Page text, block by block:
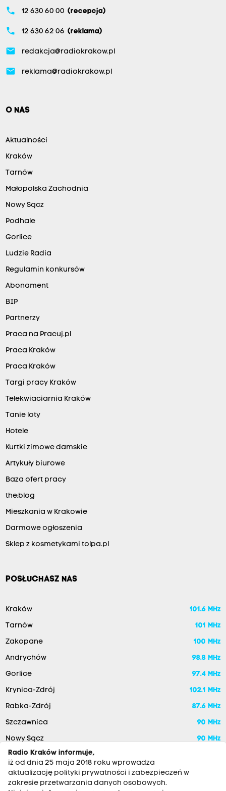
phone 12 630 60 00 (recepcja)
phone 12 630 62 06 (reklama)
email redakcja@radiokrakow.pl
email reklama@radiokrakow.pl
O NAS
Aktualności
Kraków
Tarnów
Małopolska Zachodnia
Nowy Sącz
Podhale
Gorlice
Ludzie Radia
Regulamin konkursów
Abonament
BIP
Partnerzy
Praca na Pracuj.pl
Praca Kraków
Praca Kraków
Targi pracy Kraków
Telekwiaciarnia Kraków
Tanie loty
Hotele
Kurtki zimowe damskie
Artykuły biurowe
Baza ofert pracy
the:blog
Mieszkania w Krakowie
Darmowe ogłoszenia
Sklep z kosmetykami tolpa.pl
POSŁUCHASZ NAS
Kraków 101.6 MHz
Tarnów 101 MHz
Zakopane 100 MHz
Andrychów 98.8 MHz
Gorlice 97.4 MHz
Krynica-Zdrój 102.1 MHz
Rabka-Zdrój 87.6 MHz
Szczawnica 90 MHz
Nowy Sącz
90 MHz
Radio Kraków informuje,
iż od dnia 25 maja 2018 roku wprowadza
aktualizację polityki prywatności i zabezpieczeń w
zakresie przetwarzania danych osobowych.